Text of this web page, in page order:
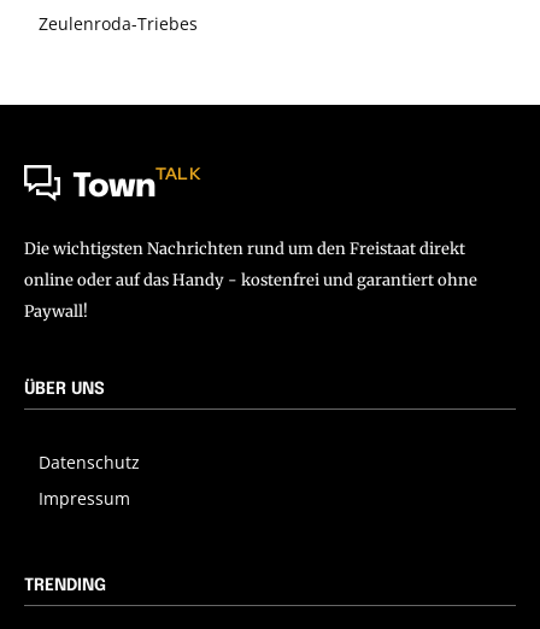
Zeulenroda-Triebes
TownTALK
Die wichtigsten Nachrichten rund um den Freistaat direkt
online oder auf das Handy - kostenfrei und garantiert ohne
Paywall!
ÜBER UNS
Datenschutz
Impressum
TRENDING